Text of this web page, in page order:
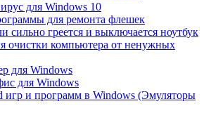
для Windows 10
для ремонта флешек
сильно греется и выключается ноутбук
очистки компьютера от ненужных
для Windows
для Windows
игр и программ в Windows (Эмуляторы